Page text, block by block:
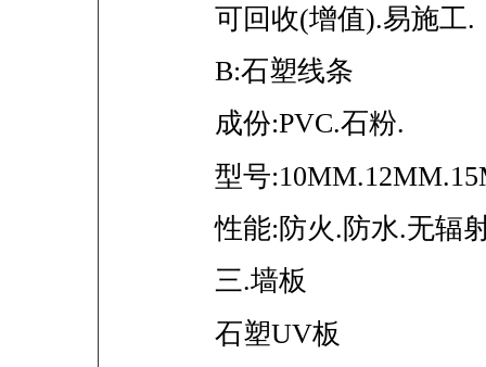
可回收(增值).易施工.
B:石塑线条
成份:PVC.石粉.
型号
性能:防火.防水.无辐
三.墙板
石塑UV板